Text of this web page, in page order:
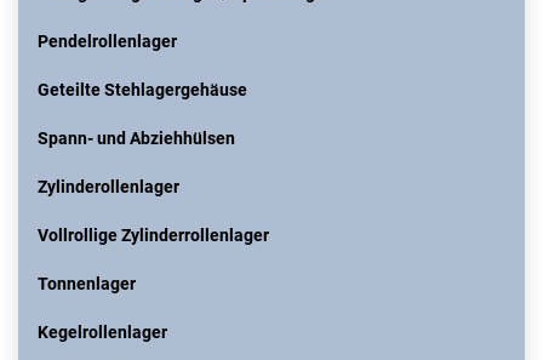
Pendelrollenlager
Geteilte Stehlagergehäuse
Spann- und Abziehhülsen
Zylinderollenlager
Vollrollige Zylinderrollenlager
Tonnenlager
Kegelrollenlager